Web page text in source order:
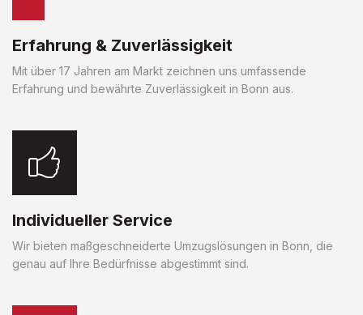
Erfahrung & Zuverlässigkeit
Mit über 17 Jahren am Markt zeichnen uns umfassende
Erfahrung und bewährte Zuverlässigkeit in Bonn aus.
Individueller Service
Wir bieten maßgeschneiderte Umzugslösungen in Bonn, die
genau auf Ihre Bedürfnisse abgestimmt sind.